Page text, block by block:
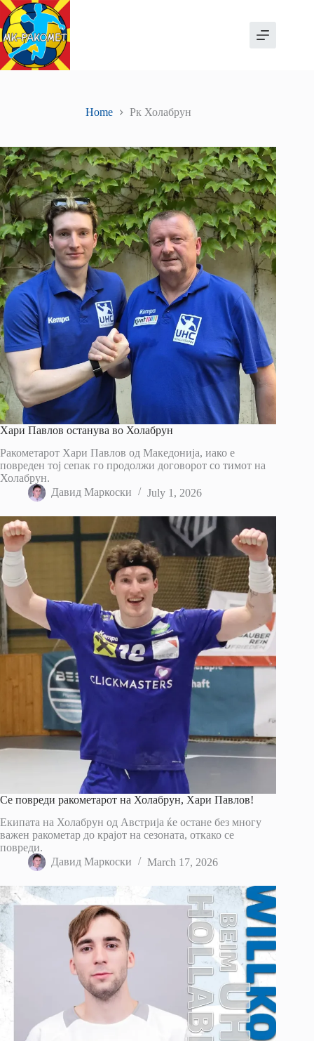
Skip
to
content
Home Рк Холабрун
Хари Павлов останува во Холабрун
Ракометарот Хари Павлов од Македонија, иако е
повреден тој сепак го продолжи договорот со тимот на
Холабрун.
Давид Маркоски
July 1, 2026
Се повреди ракометарот на Холабрун, Хари Павлов!
Екипата на Холабрун од Австрија ќе остане без многу
важен ракометар до крајот на сезоната, откако се
повреди.
Давид Маркоски
March 17, 2026